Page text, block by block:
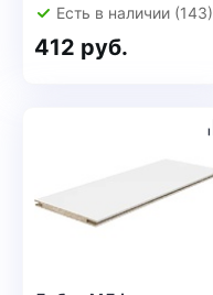
Есть в наличии (143)
412 руб.